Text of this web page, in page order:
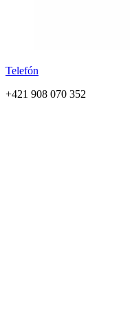
Telefón
+421 908 070 352